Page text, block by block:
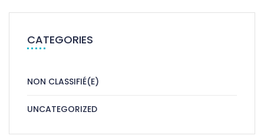
CATEGORIES
NON CLASSIFIÉ(E)
UNCATEGORIZED